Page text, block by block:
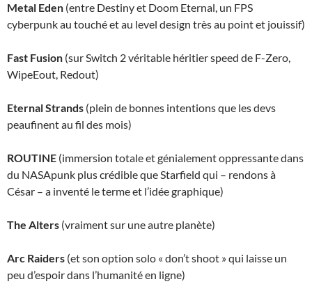
Metal Eden (entre Destiny et Doom Eternal, un FPS
cyberpunk au touché et au level design très au point et jouissif)
Fast Fusion (sur Switch 2 véritable héritier speed de F-Zero,
WipeEout, Redout)
Eternal Strands (plein de bonnes intentions que les devs
peaufinent au fil des mois)
ROUTINE (immersion totale et génialement oppressante dans
du NASApunk plus crédible que Starfield qui – rendons à
César – a inventé le terme et l’idée graphique)
The Alters (vraiment sur une autre planète)
Arc Raiders (et son option solo « don’t shoot » qui laisse un
peu d’espoir dans l’humanité en ligne)